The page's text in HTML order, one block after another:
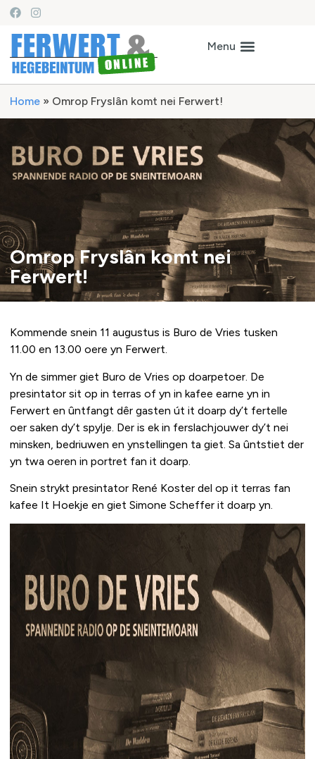
Home » Omrop Fryslân komt nei Ferwert!
Omrop Fryslân komt nei
Ferwert!
Kommende snein 11 augustus is Buro de Vries tusken
11.00 en 13.00 oere yn Ferwert.
Yn de simmer giet Buro de Vries op doarpetoer. De
presintator sit op in terras of yn in kafee earne yn in
Ferwert en ûntfangt dêr gasten út it doarp dy’t fertelle
oer saken dy’t spylje. Der is ek in ferslachjouwer dy’t nei
minsken, bedriuwen en ynstellingen ta giet. Sa ûntstiet der
yn twa oeren in portret fan it doarp.
Snein strykt presintator René Koster del op it terras fan
kafee It Hoekje en giet Simone Scheffer it doarp yn.